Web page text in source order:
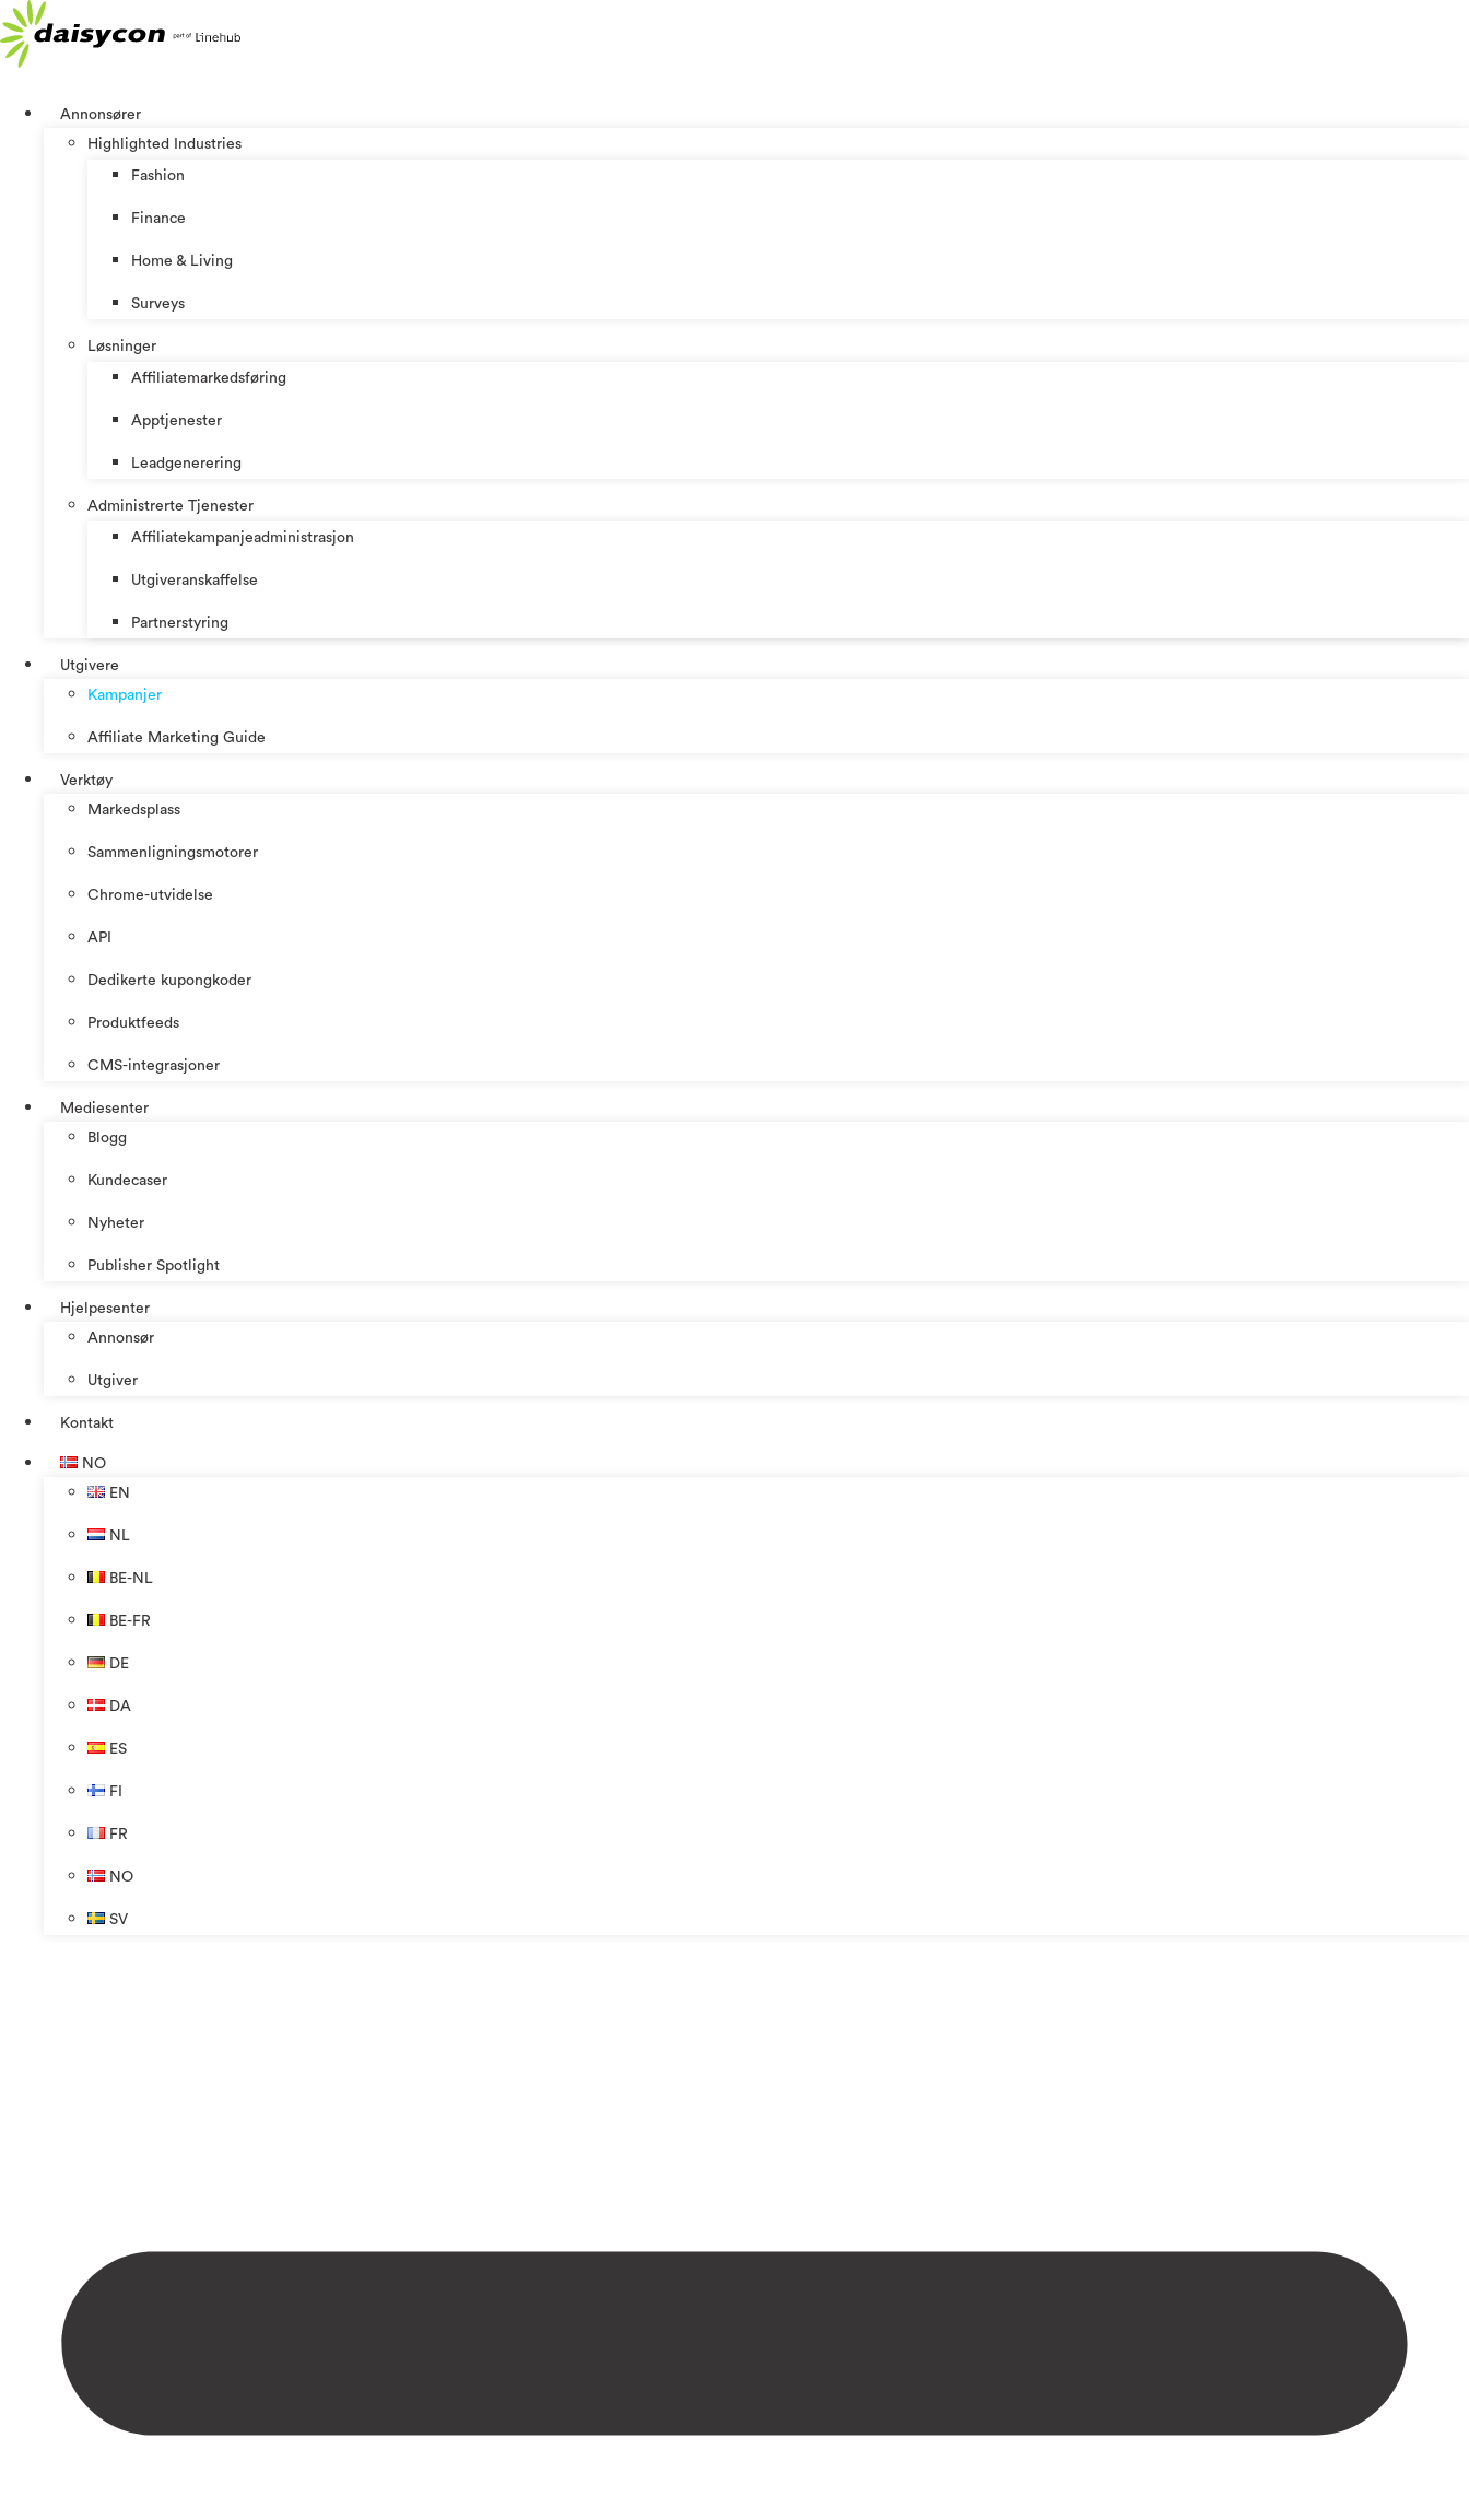
Skip
to
content
Annonsører
Highlighted Industries
Fashion
Finance
Home & Living
Surveys
Løsninger
Affiliatemarkedsføring
Apptjenester
Leadgenerering
Administrerte Tjenester
Affiliatekampanjeadministrasjon
Utgiveranskaffelse
Partnerstyring
Utgivere
Kampanjer
Affiliate Marketing Guide
Verktøy
Markedsplass
Sammenligningsmotorer
Chrome-utvidelse
API
Dedikerte kupongkoder
Produktfeeds
CMS-integrasjoner
Mediesenter
Blogg
Kundecaser
Nyheter
Publisher Spotlight
Hjelpesenter
Annonsør
Utgiver
Kontakt
NO
EN
NL
BE-NL
BE-FR
DE
DA
ES
FI
FR
NO
SV